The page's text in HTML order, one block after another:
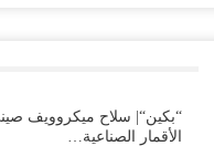
“بكين“| سلاح ميكروويف
الأقمار الصناعية…